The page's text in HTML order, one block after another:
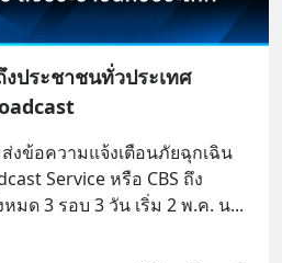
ประชาชนทั่วประเทศ
งข้อความแจ้งเตือนภัยฉุกเฉิน
Service หรือ CBS ถึง
มด 3 รอบ 3 วัน เริ่ม 2 พ.ค. น